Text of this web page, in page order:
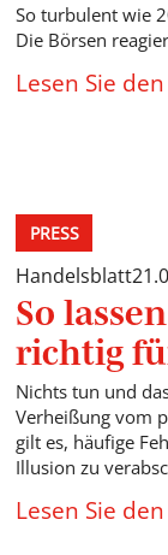
So turbulent wie
Die Börsen
Lesen Sie
PRESS
Handelsblatt
So
richtig
Nichts tun und
Verheißung vom
gilt es, häufige
Illusion zu
Lesen Sie